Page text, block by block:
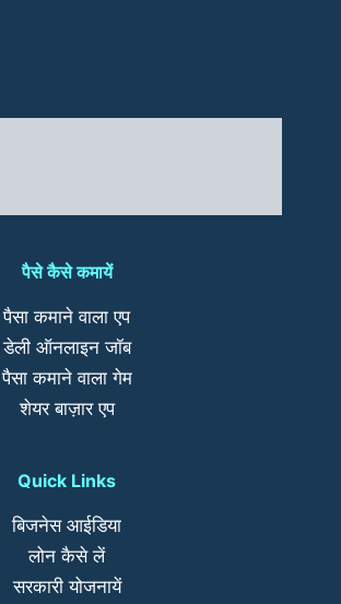
पैसे कैसे कमायें
पैसा कमाने वाला एप
डेली ऑनलाइन जॉब
पैसा कमाने वाला गेम
शेयर बाज़ार एप
Quick Links
बिजनेस आईडिया
लोन कैसे लें
सरकारी योजनायें